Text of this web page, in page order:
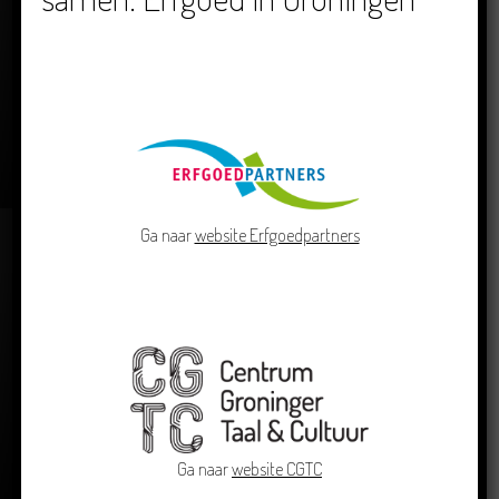
Crowdfunding voor bijzonder kinderboek met
Groningse liedjes en verhalen
Ga naarwebsite Erfgoedpartners
Ga naarwebsite CGTC